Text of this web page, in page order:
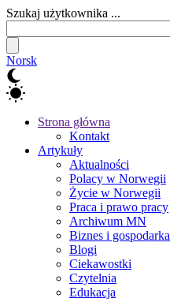
Szukaj użytkownika ...
Norsk
Strona główna
Kontakt
Artykuły
Aktualności
Polacy w Norwegii
Życie w Norwegii
Praca i prawo pracy
Archiwum MN
Biznes i gospodarka
Blogi
Ciekawostki
Czytelnia
Edukacja